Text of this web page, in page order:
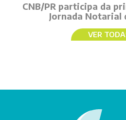
CNB/PR participa da
Jornada Notarial
VER